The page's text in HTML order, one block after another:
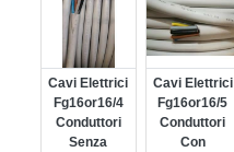
Cavi Elettrici
Fg16or16/4
Conduttori
Senza
Cavi Elettrici
Fg16or16/5
Conduttori
Con